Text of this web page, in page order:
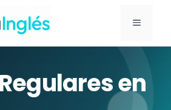
MENÚ
en